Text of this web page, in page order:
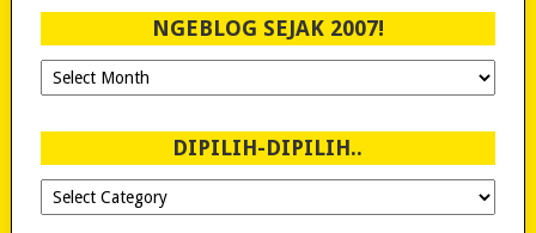
NGEBLOG SEJAK 2007!
Ngeblog
Sejak
DIPILIH-DIPILIH..
Dipilih-
dipilih..